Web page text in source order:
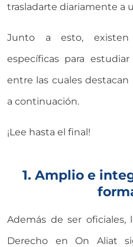
trasladarte diariamente a
Junto a esto, existen
específicas para
entre las cuales
a continuación.
¡Lee hasta el final!
1. Amplio e
Además de ser
Derecho en On Aliat